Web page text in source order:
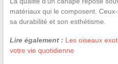
matériaux qui le composent.
sa durabilité et son esthétisme.
Lire également : Les oiseaux
votre vie quotidienne